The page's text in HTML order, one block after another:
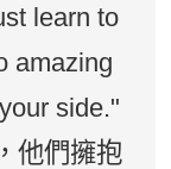
learn to
amazing
side."
他們擁抱